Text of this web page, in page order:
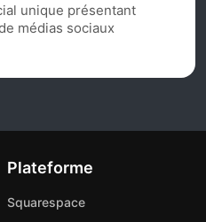
unique présentant
médias sociaux
Plateforme
Squarespace